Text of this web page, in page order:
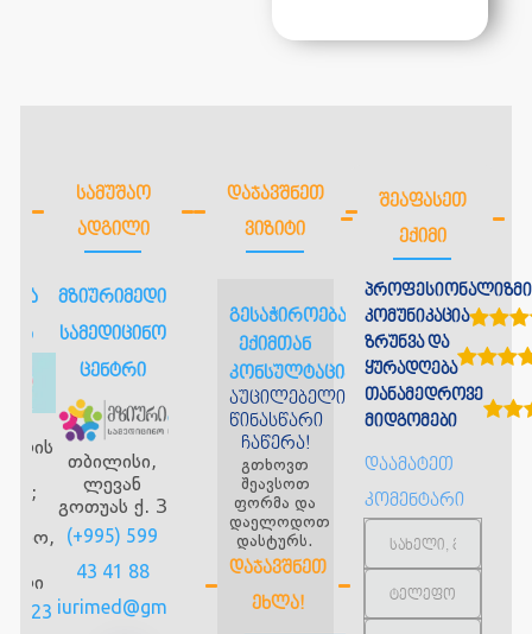
ᲡᲐᲛᲣᲨᲐᲝ
ᲐᲓᲒᲘᲚᲘ
13;
23
მზიურიმედი
სამედიცინო
ცენტრი
თბილისი,
ლევან
გოთუას ქ. 3
(+995) 599
43 41 88
ᲓᲐᲯᲐᲕᲨᲜᲔᲗ
ᲕᲘᲖᲘᲢᲘ
გესაჭიროებათ
ექიმთან
კონსულტაცია?
აუცილებელია
წინასწარი
ჩაწერა!
გთხოვთ
შეავსოთ
ფორმა და
დაელოდოთ
დასტურს.
ᲓᲐᲯᲐᲕᲨᲜᲔᲗ
ᲔᲮᲚᲐ!
ᲨᲔᲐᲤᲐᲡᲔᲗ
ᲔᲥᲘᲛᲘ
პროფესიონალიზმი
კომუნიკაცია
ზრუნვა და
ყურადღება
თანამედროვე
მიდგომები
დაამატეთ
კომენტარი